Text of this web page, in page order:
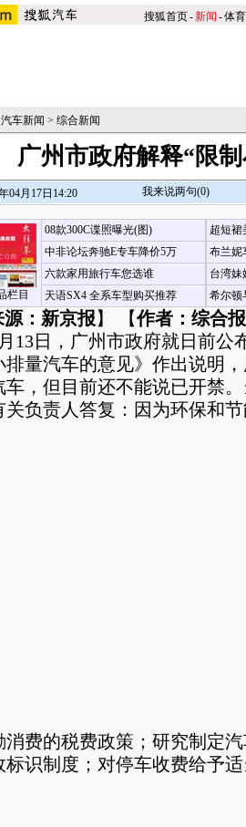
搜狐首页-新闻 -体育
汽车新闻 > 综合新闻
广州市政府解释“限
04月17日14:20 我来说两句(0)
栏目
08款300C谍照曝光(图)
中非论坛奔驰E专车降价5万
六款家用旅行车您选谁
天语SX4 全系车型购买推荐
超短裙
布兰妮
台湾妹
希尔顿
源：新京报 】 【作者：综合
日，广州市政府就日前公
排量汽车的意见》作出说明
车，但目前还不能说已开禁
关负责人答复：因为环保和
消费的税费政策；研究制定
标识制度；对停车收费给予